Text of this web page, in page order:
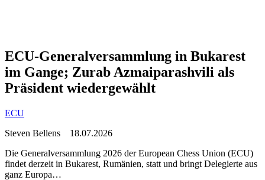
ECU-Generalversammlung in Bukarest
im Gange; Zurab Azmaiparashvili als
Präsident wiedergewählt
ECU
Steven Bellens 18.07.2026
Die Generalversammlung 2026 der European Chess Union (ECU)
findet derzeit in Bukarest, Rumänien, statt und bringt Delegierte aus
ganz Europa…